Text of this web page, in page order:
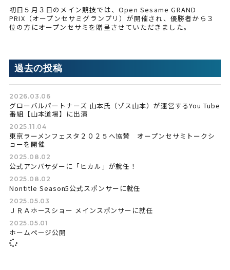
初日５月３日のメイン競技では、Open Sesame GRAND
PRIX（オープンセサミグランプリ）が開催され、優勝者から３
位の方にオープンセサミを贈呈させていただきました。
過去の投稿
2026.03.06
グローバルパートナーズ 山本氏（ゾス山本）が運営するYou Tube
番組【山本道場】に出演
2025.11.04
東京ラーメンフェスタ２０２５へ協賛 オープンセサミトークシ
ョーを開催
2025.08.02
公式アンバサダーに「ヒカル」が就任！
2025.08.02
Nontitle Season5公式スポンサーに就任
2025.05.03
ＪＲＡホースショー メインスポンサーに就任
2025.05.01
ホームページ公開